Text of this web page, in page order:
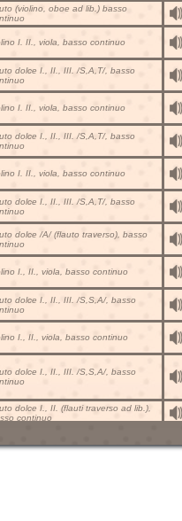
(violino, oboe ad lib.) basso
I. II., viola, basso continuo
dolce I., II., III. /S,A,T/, basso
I. II., viola, basso continuo
dolce I., II., III. /S,A,T/, basso
I. II., viola, basso continuo
dolce I., II., III. /S,A,T/, basso
dolce /A/ (flauto traverso), basso
I., II., viola, basso continuo
dolce I., II., III. /S,S,A/, basso
I., II., viola, basso continuo
dolce I., II., III. /S,S,A/, basso
dolce I., II. (flauti traverso ad lib.),
continuo
continuo